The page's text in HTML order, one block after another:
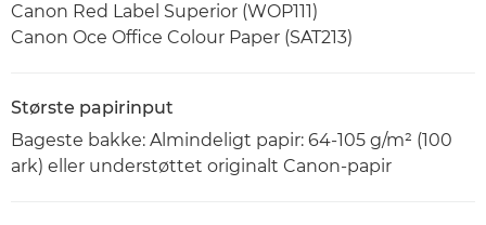
Canon Red Label Superior (WOP111)
Canon Oce Office Colour Paper (SAT213)
Største papirinput
Bageste bakke: Almindeligt papir: 64-105 g/m² (100
ark) eller understøttet originalt Canon-papir